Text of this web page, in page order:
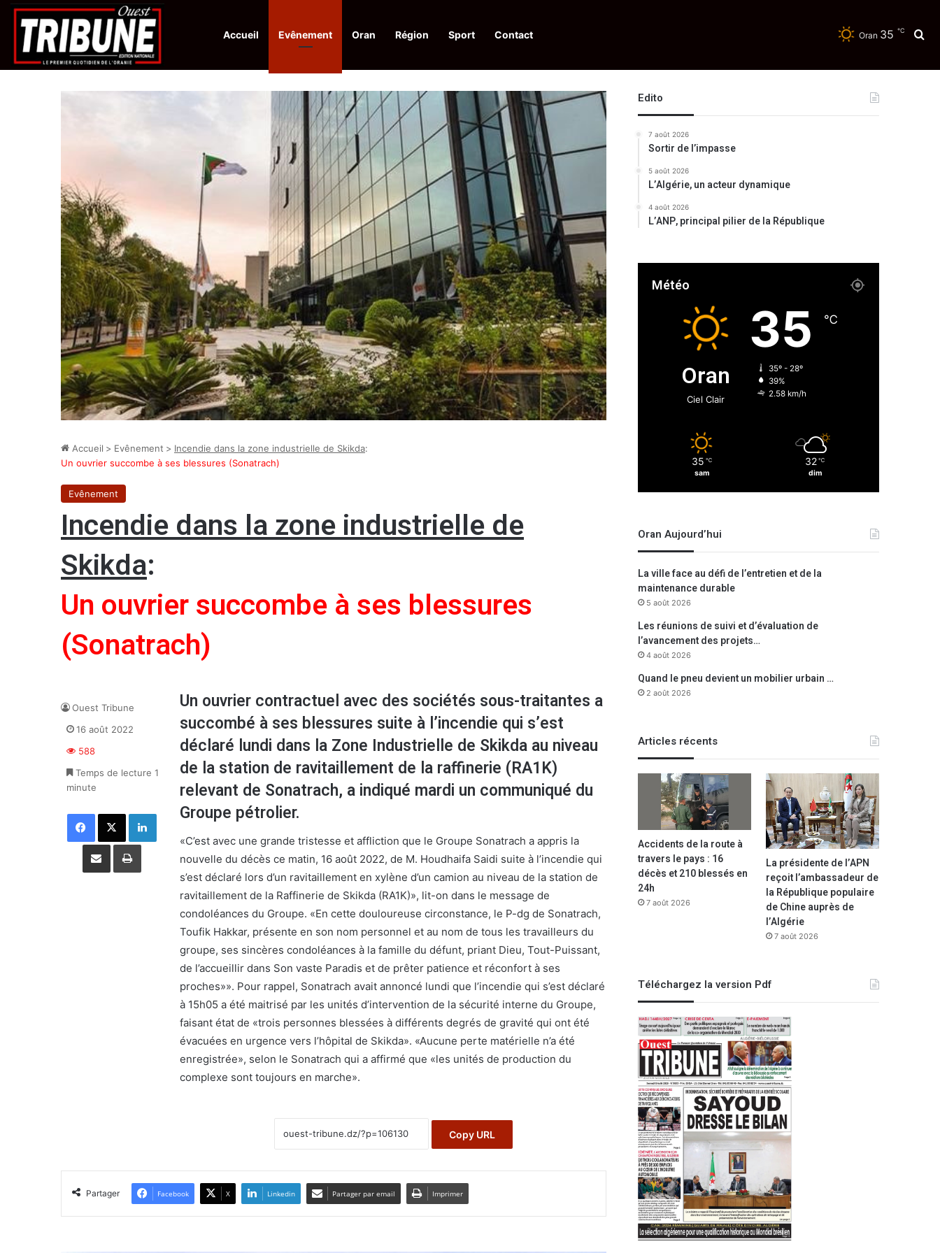
Accueil Evênement Oran Région Sport Contact Oran 35 ℃
Infos en Direct: Lutte contre les drogues : octroi de récompenses financières aux dénonciateurs de trafiquants
Accueil > Evênement > Incendie dans la zone industrielle de Skikda:
Un ouvrier succombe à ses blessures (Sonatrach)
Evênement
Incendie dans la zone industrielle de
Skikda:
Un ouvrier succombe à ses blessures
(Sonatrach)
Un ouvrier contractuel avec des sociétés sous-traitantes a
succombé à ses blessures suite à l’incendie qui s’est
déclaré lundi dans la Zone Industrielle de Skikda au niveau
de la station de ravitaillement de la raffinerie (RA1K)
relevant de Sonatrach, a indiqué mardi un communiqué du
Groupe pétrolier.
«C’est avec une grande tristesse et affliction que le Groupe Sonatrach a appris la
nouvelle du décès ce matin, 16 août 2022, de M. Houdhaifa Saidi suite à l’incendie qui
s’est déclaré lors d’un ravitaillement en xylène d’un camion au niveau de la station de
ravitaillement de la Raffinerie de Skikda (RA1K)», lit-on dans le message de
condoléances du Groupe. «En cette douloureuse circonstance, le P-dg de Sonatrach,
Toufik Hakkar, présente en son nom personnel et au nom de tous les travailleurs du
groupe, ses sincères condoléances à la famille du défunt, priant Dieu, Tout-Puissant,
de l’accueillir dans Son vaste Paradis et de prêter patience et réconfort à ses
proches»». Pour rappel, Sonatrach avait annoncé lundi que l’incendie qui s’est déclaré
à 15h05 a été maitrisé par les unités d’intervention de la sécurité interne du Groupe,
faisant état de «trois personnes blessées à différents degrés de gravité qui ont été
évacuées en urgence vers l’hôpital de Skikda». «Aucune perte matérielle n’a été
enregistrée», selon le Sonatrach qui a affirmé que «les unités de production du
complexe sont toujours en marche».
Copy URL
Ouest Tribune
16 août 2022
588
Temps de lecture 1
minute
Facebook X Linkedin
Partager par email Imprimer
Partager Facebook X Linkedin Partager par email Imprimer
Edito
7 août 2026
Sortir de l’impasse
5 août 2026
L’Algérie, un acteur dynamique
4 août 2026
L’ANP, principal pilier de la République
Météo
Oran
Ciel Clair
35 ℃
35º - 28º
39%
2.58 km/h
35 ℃
sam
32 ℃
dim
Oran Aujourd’hui
La ville face au défi de l’entretien et de la
maintenance durable
5 août 2026
Les réunions de suivi et d’évaluation de
l’avancement des projets…
4 août 2026
Quand le pneu devient un mobilier urbain …
2 août 2026
Articles récents
Accidents de la route à
travers le pays : 16
décès et 210 blessés en
24h
7 août 2026
La présidente de l’APN
reçoit l’ambassadeur de
la République populaire
de Chine auprès de
l’Algérie
7 août 2026
Téléchargez la version Pdf